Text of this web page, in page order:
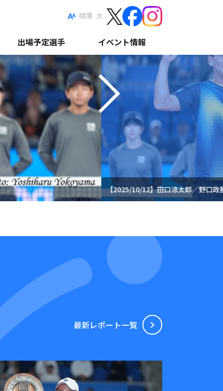
標準 大
出場予定選手 イベント情報
【2025/10/12】田口涼太郎／野口政勝
Next
最新レポート⼀覧